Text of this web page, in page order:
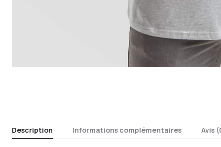
Description Informations complémentaires Avis